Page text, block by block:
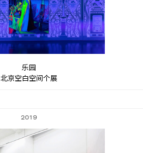
乐园
北京空白空间个展
2019